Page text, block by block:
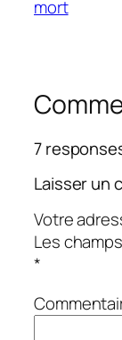
mort
7
Laisser un
Votre
Les
*